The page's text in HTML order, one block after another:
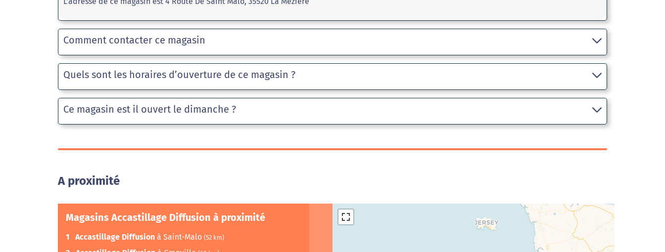
Comment contacter ce magasin
Quels sont les horaires d’ouverture de ce magasin ?
Ce magasin est il ouvert le dimanche ?
A proximité
Magasins Accastillage Diffusion à proximité
1 Accastillage Diffusion à Saint-Malo (52 km)